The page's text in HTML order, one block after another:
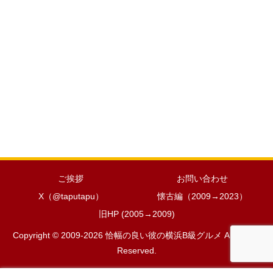
ご挨拶
お問い合わせ
X（@taputapu）
懐古編（2009→2023）
旧HP (2005→2009)
Copyright © 2009-2026 恰幅の良い彼の横浜B級グルメ All Rights
Reserved.